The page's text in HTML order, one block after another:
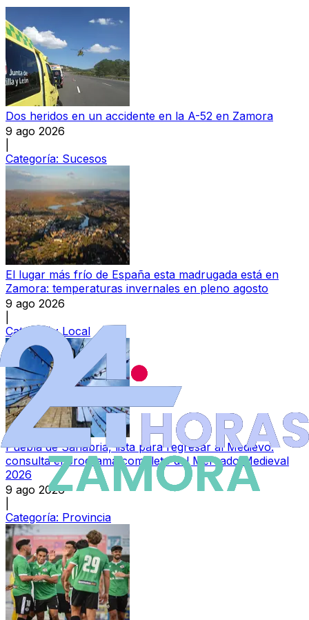
Dos heridos en un accidente en la A-52 en Zamora
9 ago 2026
Categoría: Sucesos
El lugar más frío de España esta madrugada está en
Zamora: temperaturas invernales en pleno agosto
9 ago 2026
Categoría:Local
Puebla de Sanabria, lista para regresar al Medievo:
consulta el programa completo del Mercado Medieval
2026
9 ago 2026
Categoría: Provincia